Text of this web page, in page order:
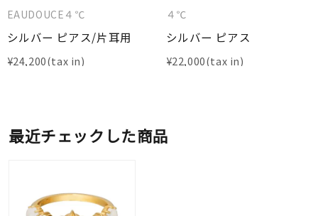
EAUDOUCE４℃
シルバー ピアス/片耳用
¥24,200
４℃
シルバー ピアス
¥22,000
最近チェックした商品